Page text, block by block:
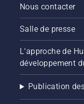
Nous contacter
Salle de presse
L'approche de
développement
Publication